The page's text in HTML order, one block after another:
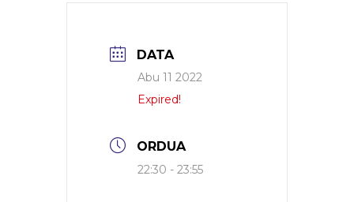
DATA
Abu 11 2022
Expired!
ORDUA
22:30 - 23:55